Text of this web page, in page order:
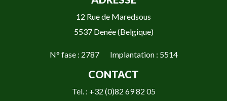
12 Rue de Maredsous
5537 Denée (Belgique)
N° fase : 2787 Implantation : 5514
CONTACT
Tel. : +32 (0)82 69 82 05